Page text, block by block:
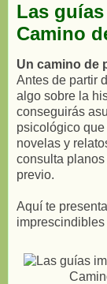
Las
Camino
Un camino de
Antes de partir
algo sobre la
conseguirás
psicológico
novelas y
consulta
previo.
Aquí te